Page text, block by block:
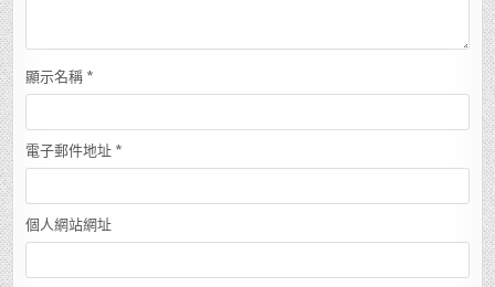
顯示名稱 *
電子郵件地址 *
個人網站網址